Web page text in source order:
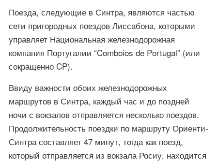
Поезда, следующие в Синтра, являются частью
сети пригородных поездов Лиссабона, которыми
управляет Национальная железнодорожная
компания Португалии “Comboios de Portugal” (или
сокращенно CP).
Ввиду важности обоих железнодорожных
маршрутов в Синтра, каждый час и до поздней
ночи с вокзалов отправляется несколько поездов.
Продолжительность поездки по маршруту Ориенти-
Синтра составляет 47 минут, тогда как поезд,
который отправляется из вокзала Росиу, находится